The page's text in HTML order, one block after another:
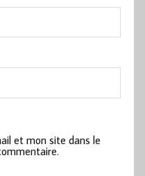
et mon site dans le